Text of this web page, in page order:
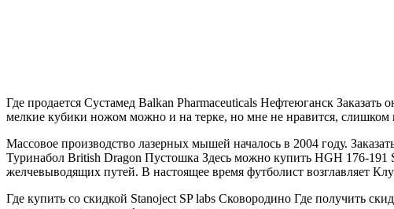
Где продается Сустамед Balkan Pharmaceuticals Нефтеюганск
мелкие кубики ножом можно и на терке, но мне не нравится, слишком
Массовое производство лазерных мышей началось в 2004 году.
Туринабол British Dragon Пустошка Здесь можно купить HGH 176-
желчевыводящих путей. В настоящее время футболист возглавляет
Где купить со скидкой Stanoject SP labs Сковородино Где получить